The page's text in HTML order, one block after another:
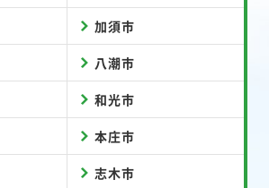
加須市
八潮市
和光市
本庄市
志木市